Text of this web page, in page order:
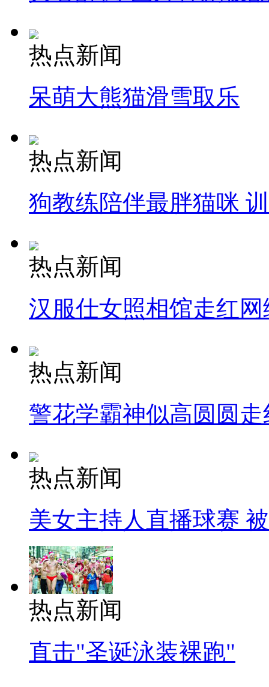
热点新闻
呆萌大熊猫滑雪取乐
热点新闻
狗教练陪伴最胖猫咪
热点新闻
汉服仕女照相馆走红网
热点新闻
警花学霸神似高圆圆走
热点新闻
美女主持人直播球赛
热点新闻
直击"圣诞泳装裸跑"